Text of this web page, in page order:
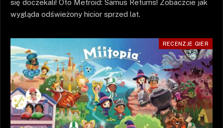
się doczekali! Oto Metroid: Samus Returns! Zobaczcie jak
wygląda odświeżony hicior sprzed lat.
RECENZJE GIER